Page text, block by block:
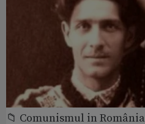
📁 Comunismul in România